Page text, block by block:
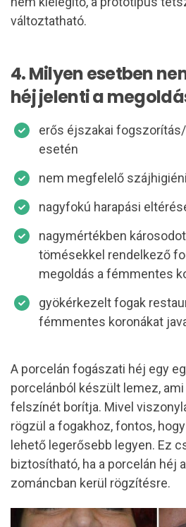
változtatható.
4. Milyen esetben
héj jelenti a
erős éjszakai
esetén
nem megfelelő
nagyfokú harapási
nagymértékben
tömésekkel rendelkező
megoldás a fémmentes
gyökérkezelt fogak
fémmentes koronákat
A porcelán fogászati héj egy
porcelánból készült lemez,
felszínét borítja. Mivel
rögzül a fogakhoz, fontos,
lehető legerősebb legyen. Ez
biztosítható, ha a porcelán héj
zománcban kerül rögzítésre.